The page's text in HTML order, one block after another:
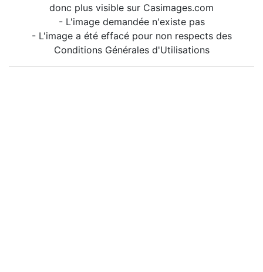
donc plus visible sur Casimages.com
- L'image demandée n'existe pas
- L'image a été effacé pour non respects des
Conditions Générales d'Utilisations